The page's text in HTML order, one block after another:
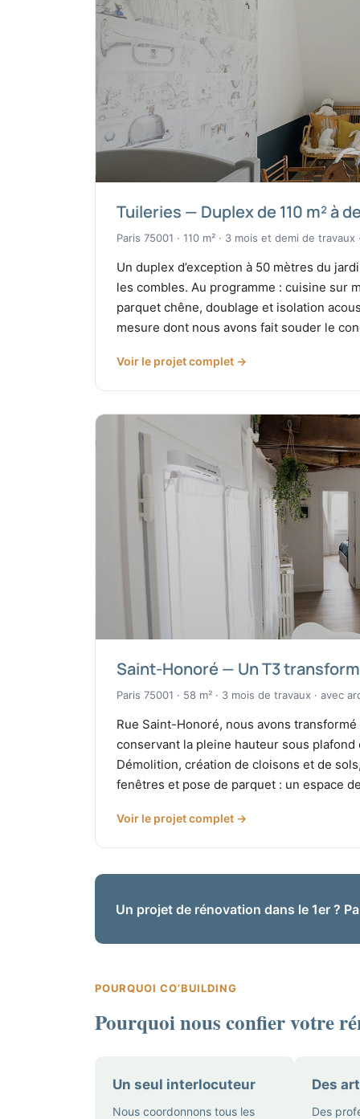
Tuileries — Duplex de 110 m² à
Paris 75001 · 110 m² · 3 mois et demi de
Un duplex d’exception à 50 mètres du
les combles. Au programme : cuisine sur
parquet chêne, doublage et isolation
mesure dont nous avons fait souder le
Voir le projet complet →
Saint-Honoré — Un T3
Paris 75001 · 58 m² · 3 mois de travaux · avec
Rue Saint-Honoré, nous avons
conservant la pleine hauteur sous
Démolition, création de cloisons et de
fenêtres et pose de parquet : un espace
Voir le projet complet →
Un projet de rénovation dans le 1er ?
POURQUOI CO’BUILDING
Pourquoi nous confier votre
Un seul interlocuteur
Nous coordonnons tous les
Des
Des